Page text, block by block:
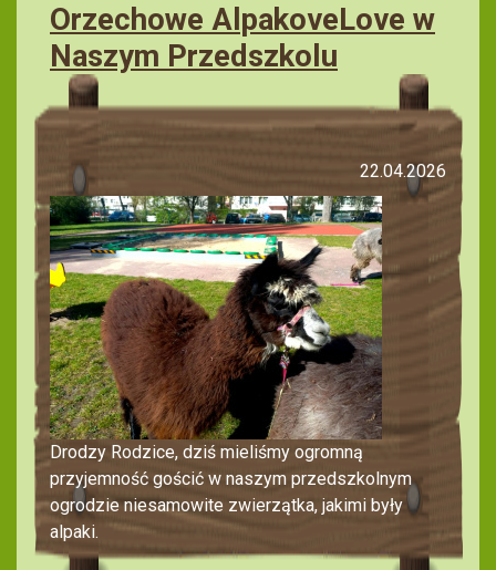
Orzechowe AlpakoveLove w
Naszym Przedszkolu
22.04.2026
Drodzy Rodzice, dziś mieliśmy ogromną
przyjemność gościć w naszym przedszkolnym
ogrodzie niesamowite zwierzątka, jakimi były
alpaki.